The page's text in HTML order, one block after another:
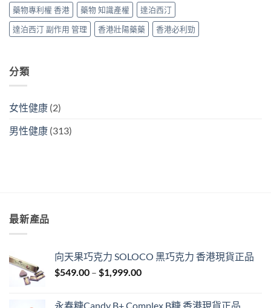
次
搞
掂
ED
藥物專利權 香港
藥物 知識產權
達泊西汀
達泊西汀 副作用 管理
香港壯陽藥藥 香港必利勁
分類
女性健康 (2)
男性健康 (313)
最新產品
向天果巧克力 SOLOCO 黑巧克力 香港現貨正品
$549.00 – $1,999.00Price
永春糖Candy B+ Complex B糖 香港現貨正品